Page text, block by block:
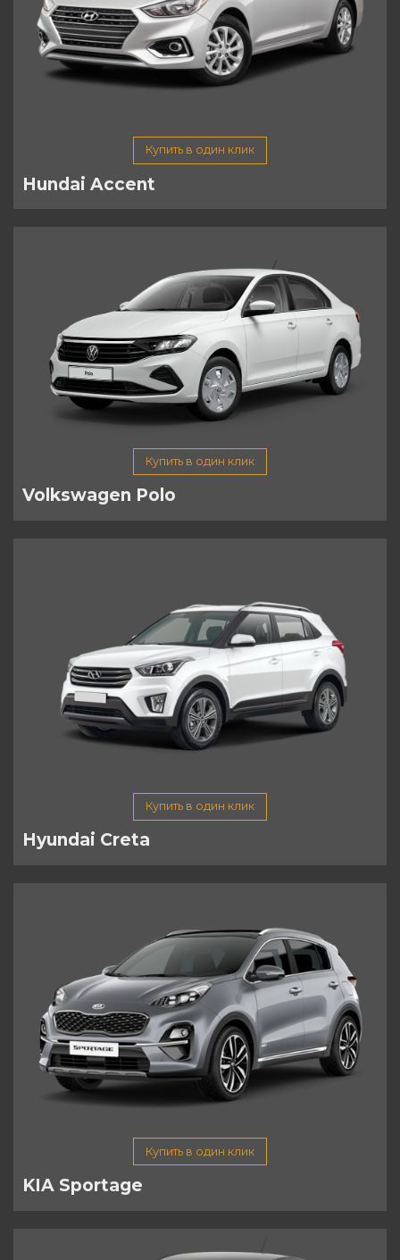
Купить в один клик
Hundai Accent
Купить в один клик
Volkswagen Polo
Купить в один клик
Hyundai Creta
Купить в один клик
KIA Sportage